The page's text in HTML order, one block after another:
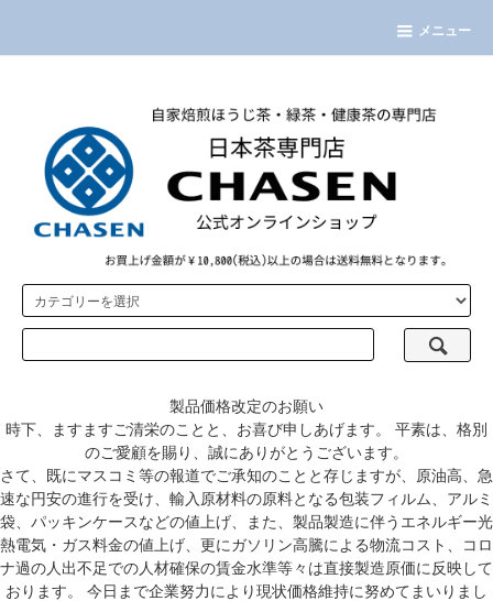
メニュー
製品価格改定のお願い
時下、ますますご清栄のことと、お喜び申しあげます。 平素は、格別
のご愛顧を賜り、誠にありがとうございます。
さて、既にマスコミ等の報道でご承知のことと存じますが、原油高、急
速な円安の進行を受け、輸入原材料の原料となる包装フィルム、アルミ
袋、パッキンケースなどの値上げ、また、製品製造に伴うエネルギー光
熱電気・ガス料金の値上げ、更にガソリン高騰による物流コスト、コロ
ナ過の人出不足での人材確保の賃金水準等々は直接製造原価に反映して
おります。 今日まで企業努力により現状価格維持に努めてまいりまし